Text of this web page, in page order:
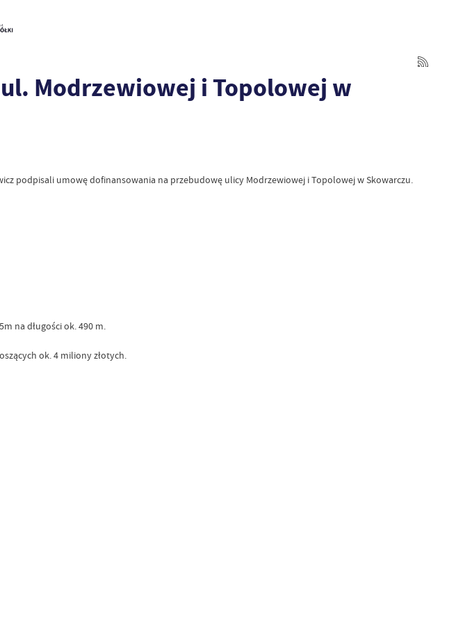
Modrzewiowej i Topolowej w
podpisali umowę dofinansowania na przebudowę ulicy Modrzewiowej i Topolowej w Skowarczu.
na długości ok. 490 m.
ok. 4 miliony złotych.